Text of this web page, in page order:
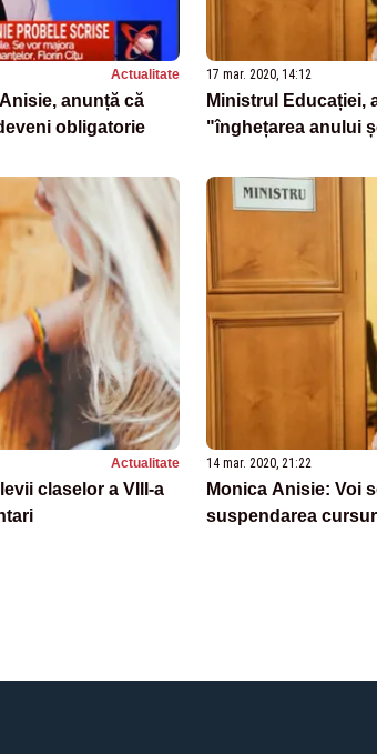
Actualitate
anunță că
obligatorie
17 mar. 2020, 14:12
Ministrul Educației,
"înghețarea anului
Actualitate
claselor a VIII-a
14 mar. 2020, 21:22
Monica Anisie: Voi
suspendarea